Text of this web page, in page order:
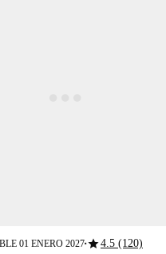
01 ENERO 2027■star4.5 (120)